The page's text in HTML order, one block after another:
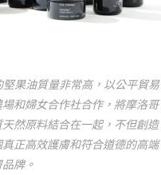
果油質量非常高，以公平貿易
和婦女合作社合作，將摩洛哥
然原料結合在一起，不但創造
正高效護膚和符合道德的高端
牌。